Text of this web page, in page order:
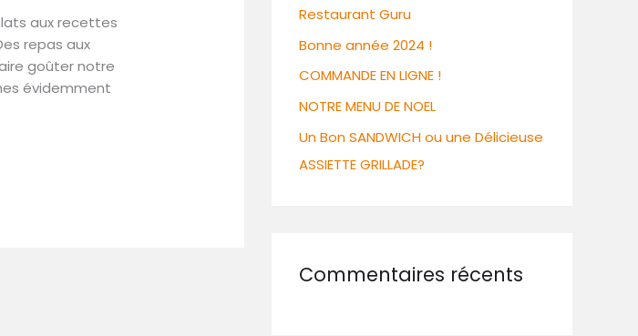
aux recettes
repas aux
goûter notre
évidemment
Restaurant Guru
Bonne année 2024 !
COMMANDE EN LIGNE !
NOTRE MENU DE NOEL
Un Bon SANDWICH ou une Délicieuse
ASSIETTE GRILLADE?
Commentaires récents